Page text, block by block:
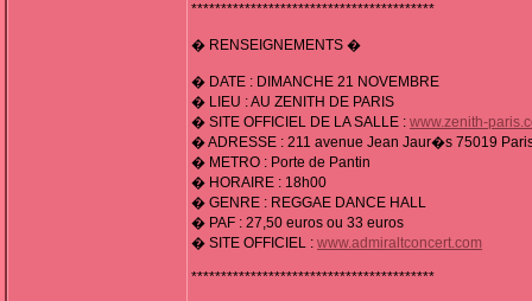
*****************************************
� RENSEIGNEMENTS �
� DATE : DIMANCHE 21 NOVEMBRE
� LIEU : AU ZENITH DE PARIS
� SITE OFFICIEL DE LA SALLE : www.zenith-
� ADRESSE : 211 avenue Jean Jaur�s 75019
� METRO : Porte de Pantin
� HORAIRE : 18h00
� GENRE : REGGAE DANCE HALL
� PAF : 27,50 euros ou 33 euros
� SITE OFFICIEL : www.admiraltconcert.com
*****************************************